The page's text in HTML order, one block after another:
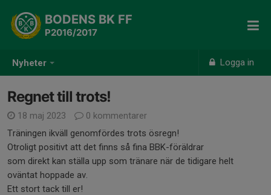
Nyheter Logga in
BODENS BK FF
P2016/2017
Regnet till trots!
18 maj 2023
0 kommentarer
Träningen ikväll genomfördes trots ösregn!
Otroligt positivt att det finns så fina BBK-föräldrar
som direkt kan ställa upp som tränare när de tidigare helt
oväntat hoppade av.
Ett stort tack till er!